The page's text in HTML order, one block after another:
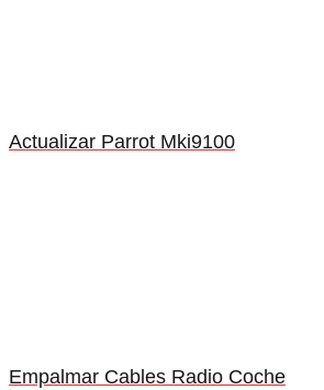
Actualizar Parrot Mki9100
Empalmar Cables Radio Coche